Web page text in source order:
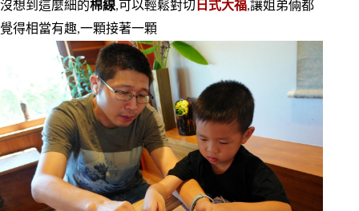
沒想到這麼細的棉線,可以輕鬆對切 日式大福,讓姐弟倆都
覺得相當有趣,一顆接著一顆